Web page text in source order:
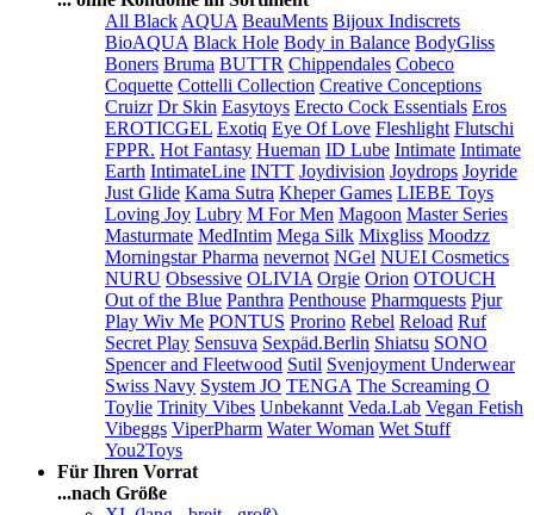
All Black AQUA BeauMents Bijoux Indiscrets
BioAQUA Black Hole Body in Balance BodyGliss
Boners Bruma BUTTR Chippendales Cobeco
Coquette Cottelli Collection Creative Conceptions
Cruizr Dr Skin Easytoys Erecto Cock Essentials Eros
EROTICGEL Exotiq Eye Of Love Fleshlight Flutschi
FPPR. Hot Fantasy Hueman ID Lube Intimate Intimate
Earth IntimateLine INTT Joydivision Joydrops Joyride
Just Glide Kama Sutra Kheper Games LIEBE Toys
Loving Joy Lubry M For Men Magoon Master Series
Masturmate MedIntim Mega Silk Mixgliss Moodzz
Morningstar Pharma nevernot NGel NUEI Cosmetics
NURU Obsessive OLIVIA Orgie Orion OTOUCH
Out of the Blue Panthra Penthouse Pharmquests Pjur
Play Wiv Me PONTUS Prorino Rebel Reload Ruf
Secret Play Sensuva Sexpäd.Berlin Shiatsu SONO
Spencer and Fleetwood Sutil Svenjoyment Underwear
Swiss Navy System JO TENGA The Screaming O
Toylie Trinity Vibes Unbekannt Veda.Lab Vegan Fetish
Vibeggs ViperPharm Water Woman Wet Stuff
You2Toys
Für Ihren Vorrat
...nach Größe